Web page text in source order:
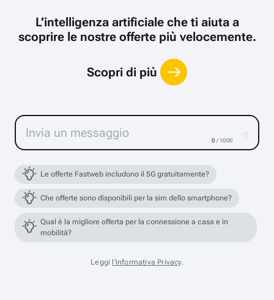
L’intelligenza artificiale che ti aiuta a
scoprire le nostre offerte più velocemente.
Scopri di più
0 / 1000
Le offerte Fastweb includono il 5G gratuitamente?
Che offerte sono disponibili per la sim dello smartphone?
Qual è la migliore offerta per la connessione a casa e in
mobilità?
Leggi l'informativa Privacy.